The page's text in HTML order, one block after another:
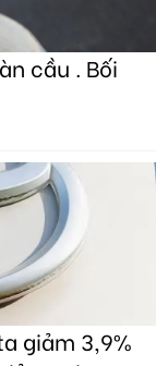
cầu . Bối
giảm 3,9%